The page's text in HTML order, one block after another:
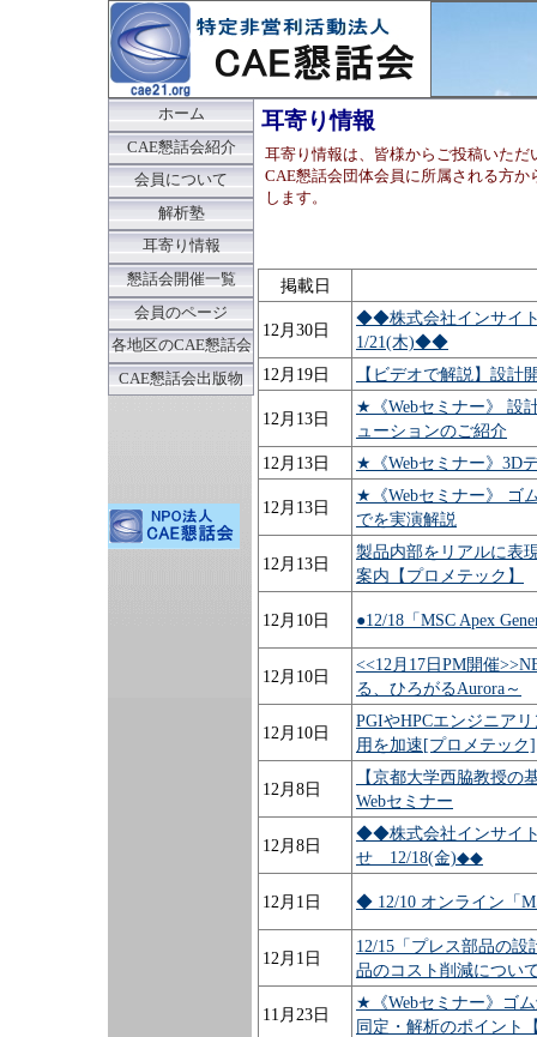
ホーム
CAE懇話会紹介
会員について
解析塾
耳寄り情報
懇話会開催一覧
会員のページ
各地区のCAE懇話会
CAE懇話会出版物
耳寄り情報
耳寄り情報は、皆様からご投稿いた
CAE懇話会団体会員に所属される方
します。
掲載日
12月30日
◆◆株式会社インサイ
1/21(木)◆◆
12月19日
【ビデオで解説】設計
12月13日
★《Webセミナー》 設
ューションのご紹介
12月13日
★《Webセミナー》3D
12月13日
★《Webセミナー》 ゴ
でを実演解説
12月13日
製品内部をリアルに表
案内【プロメテック】
12月10日 ●12/18「MSC Apex
12月10日
<<12月17日PM開催
る、ひろがるAurora～
12月10日
PGIやHPCエンジニア
用を加速[プロメテック]
12月8日
【京都大学西脇教授
Webセミナー
12月8日
◆◆株式会社インサイ
せ 12/18(金)◆◆
12月1日 ◆ 12/10 オンライン「
12月1日
12/15「プレス部品の
品のコスト削減につい
11月23日
★《Webセミナー》ゴ
同定・解析のポイント